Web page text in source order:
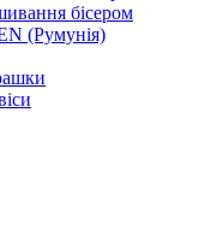
бісером
(Румунія)